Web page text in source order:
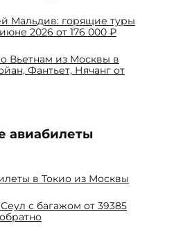
Мальдив: горящие туры
2026 от 176 000 ₽
Вьетнам из Москвы в
Фантьет, Нячанг от
авиабилеты
в Токио из Москвы
с багажом от 39385